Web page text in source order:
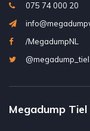
075 74 000 20
/MegadumpNL
@megadump_tiel
Megadump Tiel